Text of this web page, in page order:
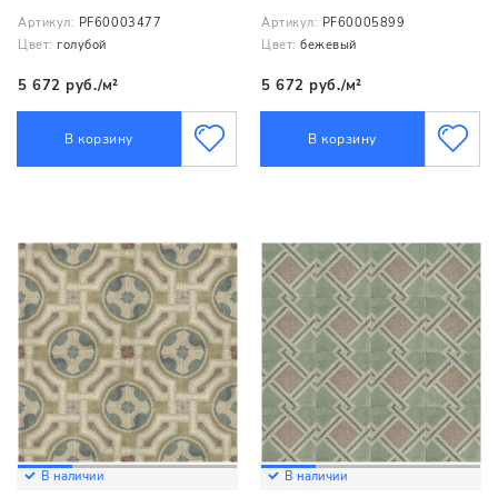
Артикул: PF60003477
Цвет: голубой
5 672 руб./м²
В корзину
Артикул: PF60005899
Цвет: бежевый
5 672 руб./м²
В корзину
В наличии В наличии